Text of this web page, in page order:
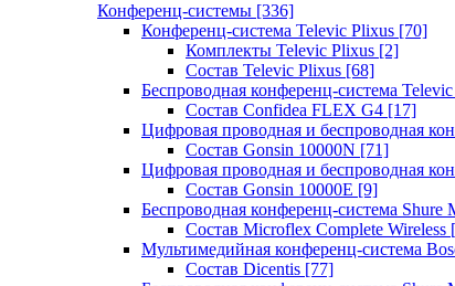
Конференц-системы [336]
Конференц-система Televic Plixus [70]
Комплекты Televic Plixus [2]
Состав Televic Plixus [68]
Беспроводная конференц-система
Состав Confidea FLEX G4 [17]
Цифровая проводная и беспроводная
Состав Gonsin 10000N [71]
Цифровая проводная и беспроводная
Состав Gonsin 10000E [9]
Беспроводная конференц-система Shure
Состав Microflex Complete Wireless
Мультимедийная конференц-система
Состав Dicentis [77]